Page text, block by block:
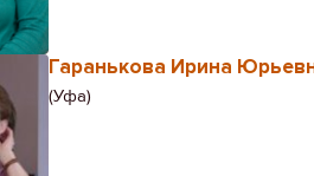
Гаранькова Ирина
(Уфа)